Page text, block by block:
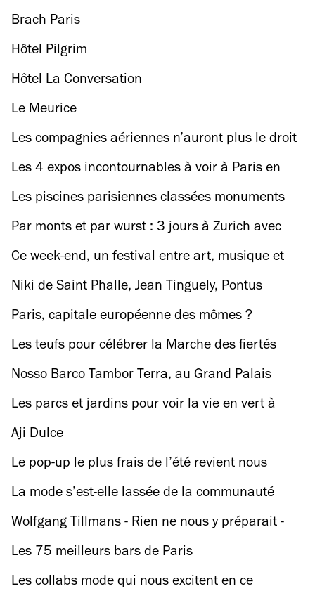
Brach Paris
Hôtel Pilgrim
Hôtel La Conversation
Le Meurice
Les compagnies aériennes n’auront plus le droit
de facturer les bagages cabine en Europe
Les 4 expos incontournables à voir à Paris en
juillet
Les piscines parisiennes classées monuments
historiques où faire trempette cet été
Par monts et par wurst : 3 jours à Zurich avec
Julien Pham
Ce week-end, un festival entre art, musique et
mode s’installe à l’Espace Niemeyer
Niki de Saint Phalle, Jean Tinguely, Pontus
Hulten, au Grand Palais
Paris, capitale européenne des mômes ?
Les teufs pour célébrer la Marche des fiertés
2025
Nosso Barco Tambor Terra, au Grand Palais
Les parcs et jardins pour voir la vie en vert à
Paris
Aji Dulce
Le pop-up le plus frais de l’été revient nous
régaler
La mode s’est-elle lassée de la communauté
LGBTQIA+ ?
Wolfgang Tillmans - Rien ne nous y préparait -
Tout nous y préparait, au Centre Pompidou
Les 75 meilleurs bars de Paris
Les collabs mode qui nous excitent en ce